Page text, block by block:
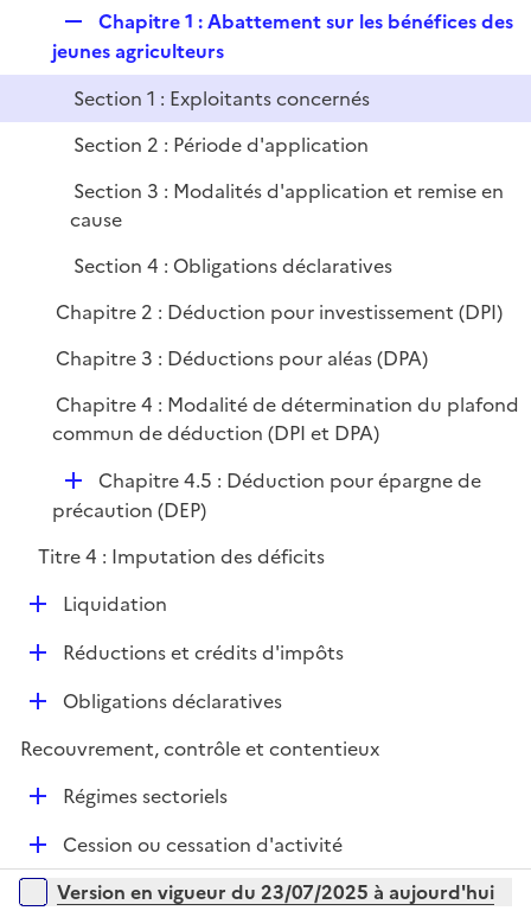
e
r
e
r
p
l
i
e
r
e
p
l
r
Chapitre 1 : Abattement sur les bénéfices des
jeunes agriculteurs
Section 1 : Exploitants concernés
Section 2 : Période d'application
Section 3 : Modalités d'application et remise en
cause
Section 4 : Obligations déclaratives
Chapitre 2 : Déduction pour investissement (DPI)
Chapitre 3 : Déductions pour aléas (DPA)
Chapitre 4 : Modalité de détermination du plafond
commun de déduction (DPI et DPA)
D
é
l
e
r
Chapitre 4.5 : Déduction pour épargne de
précaution (DEP)
Titre 4 : Imputation des déficits
D
e
Liquidation
D
i
Réductions et crédits d'impôts
D
p
r
Obligations déclaratives
Recouvrement, contrôle et contentieux
DRégimes sectoriels
D
é
p
Cession ou cessation d'activité
Versions sur la période
Version en vigueur du 23/07/2025 à aujourd'hui